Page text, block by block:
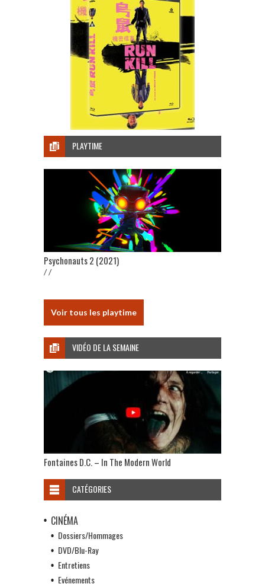
PLAYTIME
Psychonauts 2 (2021)
/ /
Voir tous les playtime
VIDÉO DE LA SEMAINE
Fontaines D.C. – In The Modern World
CATÉGORIES
CINÉMA
Dossiers/Hommages
DVD/Blu-Ray
Entretiens
Evénements